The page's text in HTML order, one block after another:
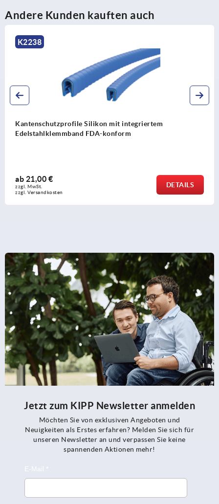
Andere Kunden kauften auch
Kantenschutzprofile mit integriertem
ab5,12 €
zzgl. MwSt.
zzgl. Versandkosten
DETAILS
Jetzt zum KIPP Newsletter anmelden
Möchten Sie von exklusiven Angeboten und
Neuigkeiten als Erstes erfahren? Melden Sie sich für
unseren Newsletter an und verpassen Sie keine
spannenden Aktionen mehr!